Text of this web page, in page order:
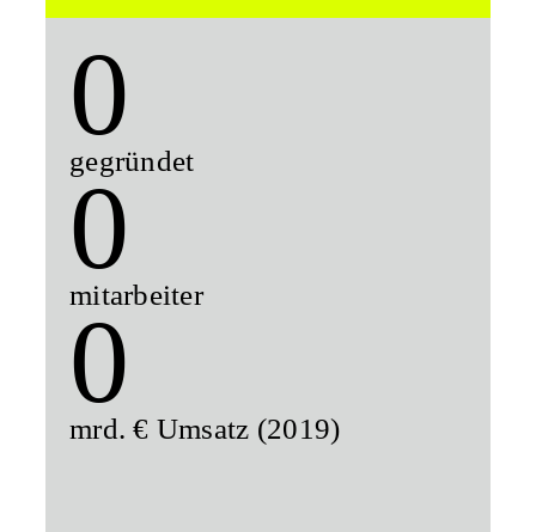
0
gegründet
0
mitarbeiter
0
mrd. € Umsatz (2019)